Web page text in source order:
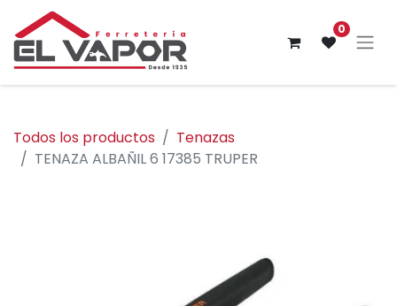
0
Todos los productos
Tenazas
TENAZA ALBAÑIL 6 17385 TRUPER